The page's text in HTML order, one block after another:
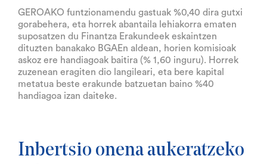
GEROAKO funtzionamendu gastuak %0,40 dira gutxi
gorabehera, eta horrek abantaila lehiakorra ematen
suposatzen du Finantza Erakundeek eskaintzen
dituzten banakako BGAEn aldean, horien komisioak
askoz ere handiagoak baitira (% 1,60 inguru). Horrek
zuzenean eragiten dio langileari, eta bere kapital
metatua beste erakunde batzuetan baino %40
handiagoa izan daiteke.
Inbertsio onena aukeratzeko